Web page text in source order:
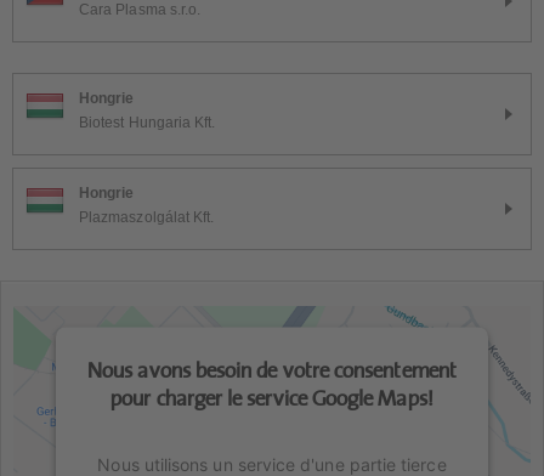
Cara Plasma s.r.o.
Hongrie
Biotest Hungaria Kft.
Hongrie
Plazmaszolgálat Kft.
Nous avons besoin de votre consentement
pour charger le service Google Maps!
Nous utilisons un service d'une partie tierce